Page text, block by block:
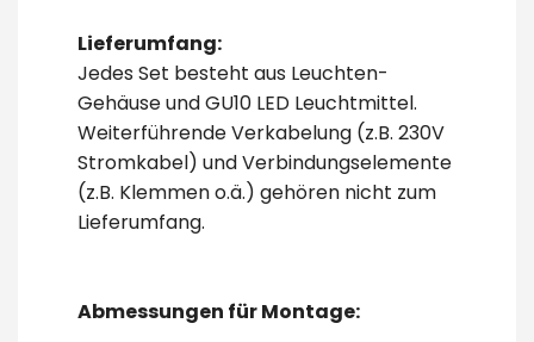
Lieferumfang:
Jedes Set besteht aus Leuchten-
Gehäuse und GU10 LED Leuchtmittel.
Weiterführende Verkabelung (z.B. 230V
Stromkabel) und Verbindungselemente
(z.B. Klemmen o.ä.) gehören nicht zum
Lieferumfang.
Abmessungen für Montage: